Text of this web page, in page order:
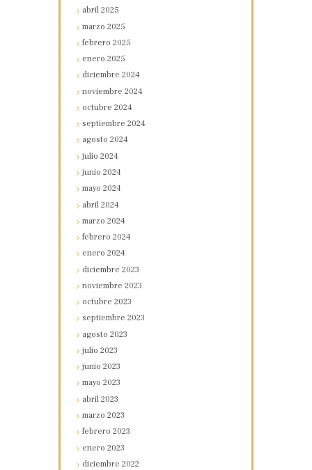
abril2025
marzo2025
febrero2025
enero2025
diciembre2024
noviembre2024
octubre2024
septiembre2024
agosto2024
julio2024
junio2024
mayo2024
abril2024
marzo2024
febrero2024
enero2024
diciembre2023
noviembre2023
octubre2023
septiembre2023
agosto2023
julio2023
junio2023
mayo2023
abril2023
marzo2023
febrero2023
enero2023
diciembre2022